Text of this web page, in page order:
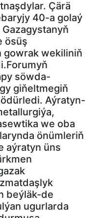
Çärä
40-a golaý
ösüş
gowrak wekiliniň
söwda-
giňeltmegiň
Aýratyn-
we oba
önümleriň
aýratyn üns
beýläk-de
ugurlarda